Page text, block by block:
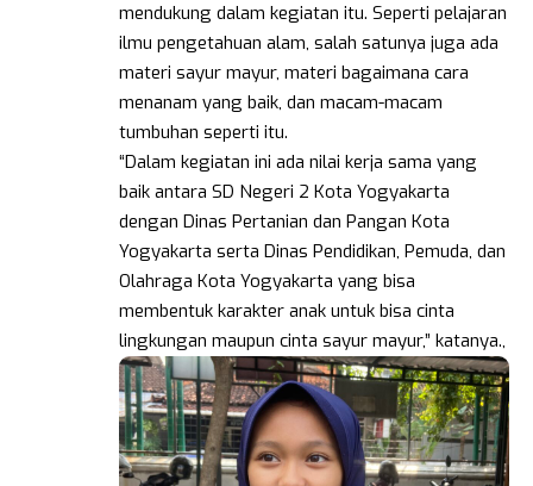
mendukung dalam kegiatan itu. Seperti pelajaran
ilmu pengetahuan alam, salah satunya juga ada
materi sayur mayur, materi bagaimana cara
menanam yang baik, dan macam-macam
tumbuhan seperti itu.
“Dalam kegiatan ini ada nilai kerja sama yang
baik antara SD Negeri 2 Kota Yogyakarta
dengan Dinas Pertanian dan Pangan Kota
Yogyakarta serta Dinas Pendidikan, Pemuda, dan
Olahraga Kota Yogyakarta yang bisa
membentuk karakter anak untuk bisa cinta
lingkungan maupun cinta sayur mayur,” katanya.,